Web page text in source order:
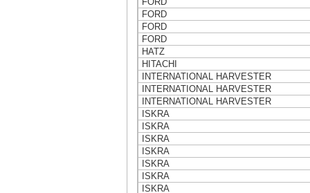
FORD
FORD
FORD
HATZ
HITACHI
INTERNATIONAL HARVESTER
INTERNATIONAL HARVESTER
INTERNATIONAL HARVESTER
ISKRA
ISKRA
ISKRA
ISKRA
ISKRA
ISKRA
ISKRA